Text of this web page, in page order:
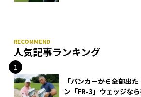
人気記事ランキング
「バンカーから全部出
ン「FR-3」ウェッジな